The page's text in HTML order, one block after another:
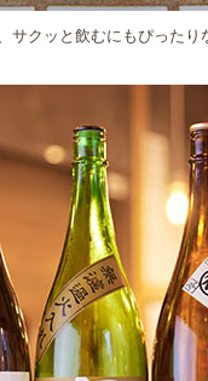
サクッと飲むにもぴったり